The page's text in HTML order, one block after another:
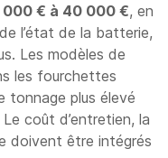
000 € à 40 000 €, en
l’état de la batterie,
Les modèles de
les fourchettes
tonnage plus élevé
coût d’entretien, la
doivent être intégrés